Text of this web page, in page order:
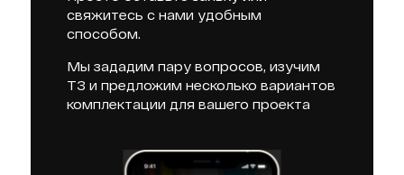
свяжитесь с нами удобным
способом.
Мы зададим пару вопросов, изучим
ТЗ и предложим несколько вариантов
комплектации для вашего проекта